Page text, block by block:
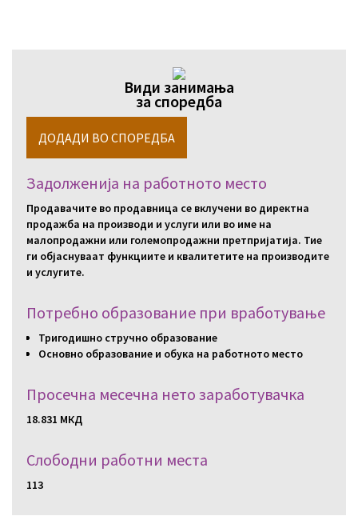
Види занимања
за споредба
Задолженија на работното место
Продавачите во продавница се вклучени во директна
продажба на производи и услуги или во име на
малопродажни или големопродажни претпријатија. Тие
ги објаснуваат функциите и квалитетите на производите
и услугите.
Потребно образование при вработување
Тригодишно стручно образование
Основно образование и обука на работното место
Просечна месечна нето заработувачка
18.831 МКД
Слободни работни местa
113